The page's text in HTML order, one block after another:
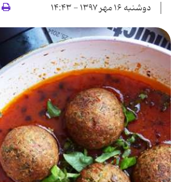
دوشنبه ۱۶ مهر ۱۳۹۷ - ۱۴:۴۳